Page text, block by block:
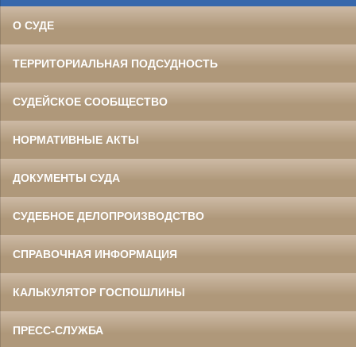
О СУДЕ
ТЕРРИТОРИАЛЬНАЯ ПОДСУДНОСТЬ
СУДЕЙСКОЕ СООБЩЕСТВО
НОРМАТИВНЫЕ АКТЫ
ДОКУМЕНТЫ СУДА
СУДЕБНОЕ ДЕЛОПРОИЗВОДСТВО
СПРАВОЧНАЯ ИНФОРМАЦИЯ
КАЛЬКУЛЯТОР ГОСПОШЛИНЫ
ПРЕСС-СЛУЖБА